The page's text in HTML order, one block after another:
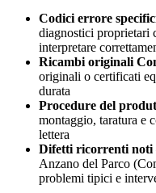
Codici errore
diagnostici proprietari
interpretare
Ricambi originali
originali o certificati
durata
Procedure del
montaggio, taratura e
lettera
Difetti ricorrenti noti
Anzano del Parco
problemi tipici e